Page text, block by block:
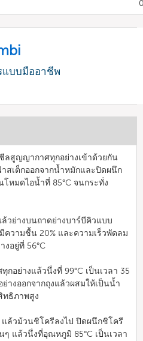
แบบมืออาชีพ
ลสูญญากาศทุกอย่างเข้าด้วยกัน
สเต็กออกจากน้ำหมักและปิดผนึก
หมดไอน้ำที่ 85°C จนกระทั่ง
ล้วย่างบนถาดย่างบาร์บีคิวแบบ
ความชื้น 20% และความเร็วพัดลม
อยู่ที่ 56°C
ย่างแล้วนึ่งที่ 99°C เป็นเวลา 35
างออกจากถุงแล้วผสมให้เป็นน้ำ
ทธิภาพสูง
ล้วม้วนชิโครีลงไป ปิดผนึกชิโครี
แล้วนึ่งที่อุณหภูมิ 85°C เป็นเวลา